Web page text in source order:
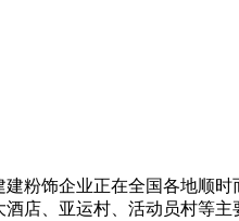
建粉饰企业正在全国各地顺
店、亚运村、活动员村等